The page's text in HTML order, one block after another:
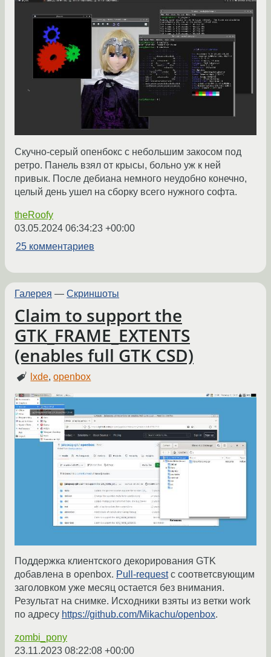
Скучно-серый опенбокс с небольшим закосом под
ретро. Панель взял от крысы, больно уж к ней
привык. После дебиана немного неудобно конечно,
целый день ушел на сборку всего нужного софта.
theRoofy
03.05.2024 06:34:23 +00:00
25 комментариев
Галерея — Скриншоты
Claim to support the
GTK_FRAME_EXTENTS
(enables full GTK CSD)
lxde,openbox
Поддержка клиентского декорирования GTK
добавлена в openbox. Pull-requestс соответсвующим
заголовком уже месяц остается без внимания.
Результат на снимке. Исходники взяты из ветки work
по адресу https://github.com/Mikachu/openbox.
zombi_pony
23.11.2023 08:22:08 +00:00